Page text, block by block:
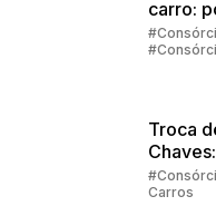
carro:
vale a
Troca
Chaves:
Carros